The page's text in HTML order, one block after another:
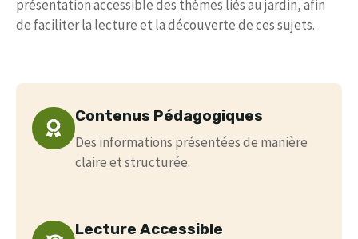
présentation accessible des thèmes liés au jardin, afin
de faciliter la lecture et la découverte de ces sujets.
Contenus Pédagogiques
Des informations présentées de manière
claire et structurée.
Lecture Accessible